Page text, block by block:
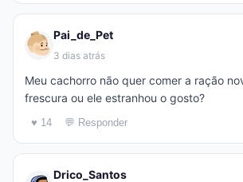
Pai_de_Pet
3 dias atrás
Meu cachorro não quer comer a ração
frescura ou ele estranhou o gosto?
♥ 14 💬 Responder
Drico_Santos